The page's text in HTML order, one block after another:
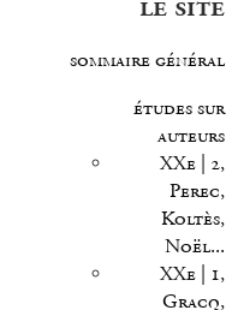
sommaire général
études sur
auteurs
XXe | 2,
Perec,
Koltès,
Noël...
XXe | 1,
Gracq,